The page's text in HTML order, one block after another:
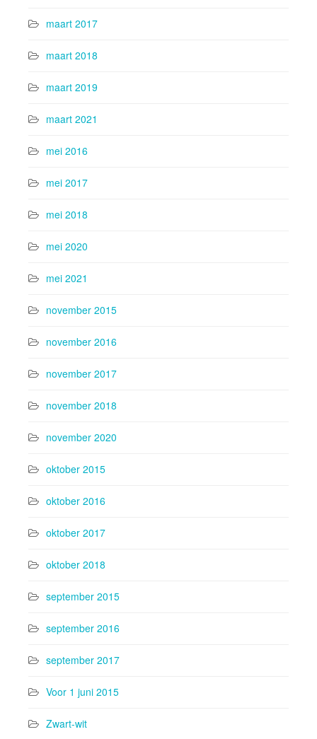
maart 2017
maart 2018
maart 2019
maart 2021
mei 2016
mei 2017
mei 2018
mei 2020
mei 2021
november 2015
november 2016
november 2017
november 2018
november 2020
oktober 2015
oktober 2016
oktober 2017
oktober 2018
september 2015
september 2016
september 2017
Voor 1 juni 2015
Zwart-wit